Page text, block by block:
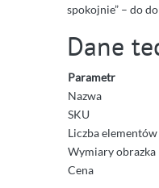
spokojnie” – do
Dane
Parametr
Nazwa
SKU
Liczba elementów
Wymiary obrazka
Cena